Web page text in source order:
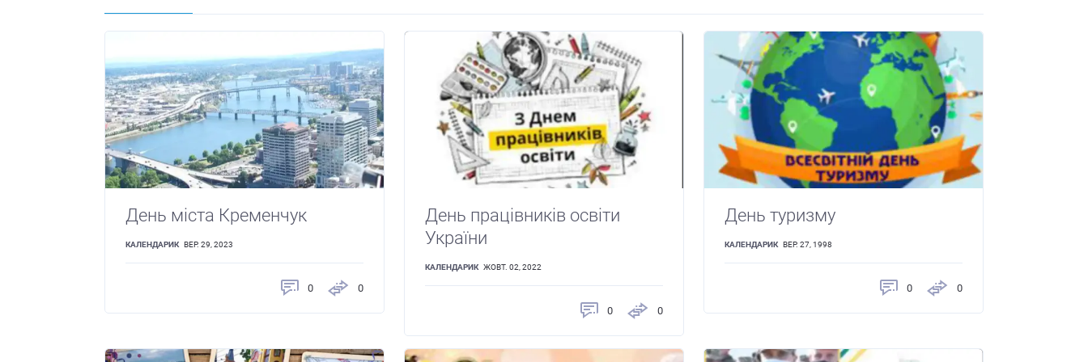
День міста Кременчук
КАЛЕНДАРИК ВЕР. 29, 2023
0 0
День працівників освіти
України
КАЛЕНДАРИК ЖОВТ. 02, 2022
0 0
День туризму
КАЛЕНДАРИК ВЕР. 27, 1998
0 0